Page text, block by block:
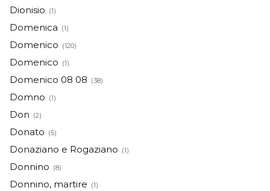
Dionisio (1)
Domenica (1)
Domenico (120)
Domenico (1)
Domenico 08 08 (38)
Domno (1)
Don (2)
Donato (5)
Donaziano e Rogaziano (1)
Donnino (8)
Donnino, martire (1)